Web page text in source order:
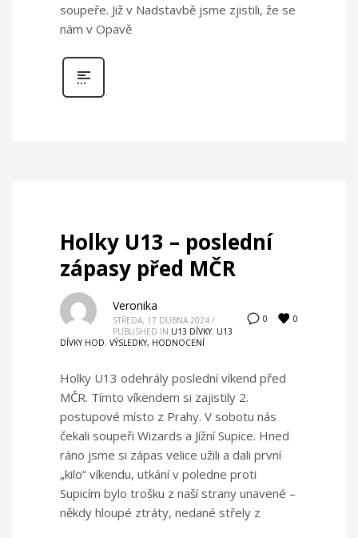
soupeře. Již v Nadstavbě jsme zjistili, že se
nám v Opavě
Holky U13 – poslední
zápasy před MČR
0 0
Veronika
STŘEDA, 17 DUBNA 2024 /
PUBLISHED IN U13 DÍVKY, U13
DÍVKY HOD, VÝSLEDKY, HODNOCENÍ
Holky U13 odehrály poslední víkend před
MČR. Tímto víkendem si zajistily 2.
postupové místo z Prahy. V sobotu nás
čekali soupeři Wizards a Jížní Supice. Hned
ráno jsme si zápas velice užili a dali první
„kilo“ víkendu, utkání v poledne proti
Supicím bylo trošku z naší strany unavené –
někdy hloupé ztráty, nedané střely z